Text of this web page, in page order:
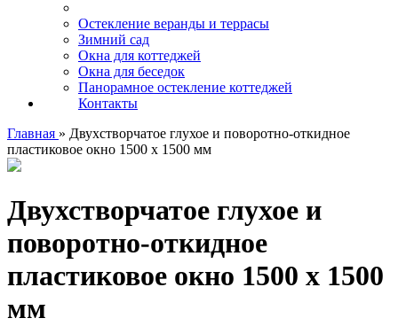
Остекление веранды и террасы
Зимний сад
Окна для коттеджей
Окна для беседок
Панорамное остекление коттеджей
Контакты
Главная » Двухстворчатое глухое и поворотно-откидное
пластиковое окно 1500 х 1500 мм
Двухстворчатое глухое и
поворотно-откидное
пластиковое окно 1500 х 1500
мм